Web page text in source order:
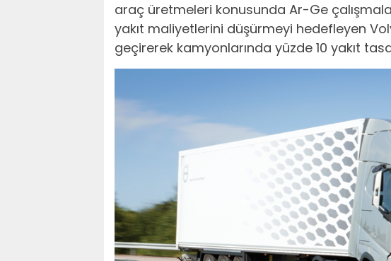
araç üretmeleri konusunda Ar-Ge
yakıt maliyetlerini düşürmeyi hedefleyen
geçirerek kamyonlarında yüzde 10 yakıt